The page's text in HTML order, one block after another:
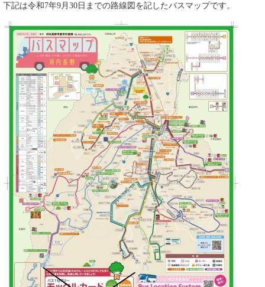
下記は令和7年9月30日までの路線図を記したバスマップです。